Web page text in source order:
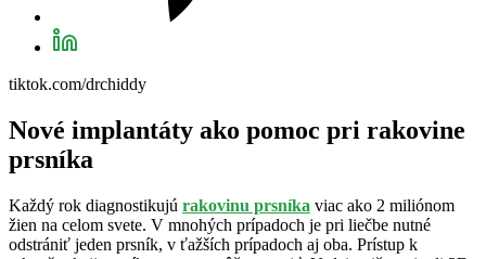
tiktok.com/drchiddy
Nové implantáty ako pomoc pri rakovine
prsníka
Každý rok diagnostikujú rakovinu prsníka viac ako 2 miliónom
žien na celom svete. V mnohých prípadoch je pri liečbe nutné
odstrániť jeden prsník, v ťažších prípadoch aj oba. Prístup k